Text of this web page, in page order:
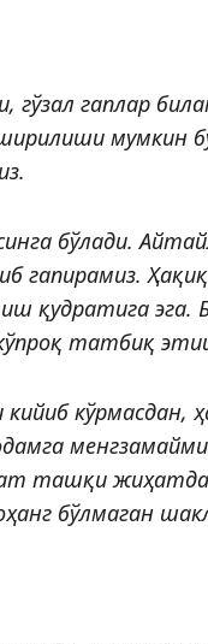
гўзал гаплар
мумкин
бўлади.
гапирамиз.
қудратига эга.
татбиқ
кўрмасдан,
ташқи
бўлмаган